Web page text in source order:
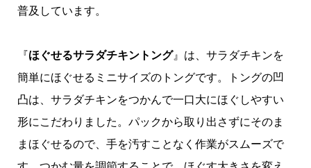
普及しています。
『ほぐせるサラダチキントング』は、サラダチキンを
簡単にほぐせるミニサイズのトングです。トングの凹
凸は、サラダチキンをつかんで一口大にほぐしやすい
形にこだわりました。パックから取り出さずにそのま
まほぐせるので、手を汚すことなく作業がスムーズで